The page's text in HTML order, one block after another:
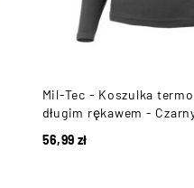
Mil-Tec - Koszulka
długim rękawem -
56,99 zł